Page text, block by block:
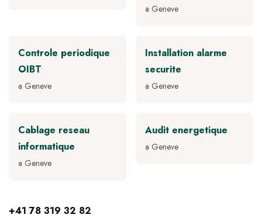
a Geneve
Controle periodique
OIBT
a Geneve
Installation alarme
securite
a Geneve
Cablage reseau
informatique
a Geneve
Audit energetique
a Geneve
+41 78 319 32 82